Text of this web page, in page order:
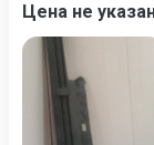
Цена не